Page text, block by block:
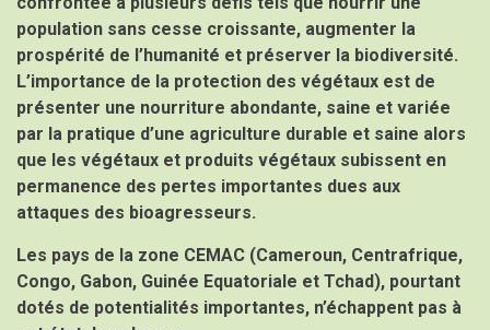
population sans cesse croissante, augmenter la
prospérité de l’humanité et préserver la biodiversité.
L’importance de la protection des végétaux est de
présenter une nourriture abondante, saine et variée
par la pratique d’une agriculture durable et saine alors
que les végétaux et produits végétaux subissent en
permanence des pertes importantes dues aux
attaques des bioagresseurs.
Les pays de la zone CEMAC (Cameroun, Centrafrique,
Congo, Gabon, Guinée Equatoriale et Tchad), pourtant
dotés de potentialités importantes, n’échappent pas à